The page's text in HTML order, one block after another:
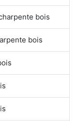
bois
bois